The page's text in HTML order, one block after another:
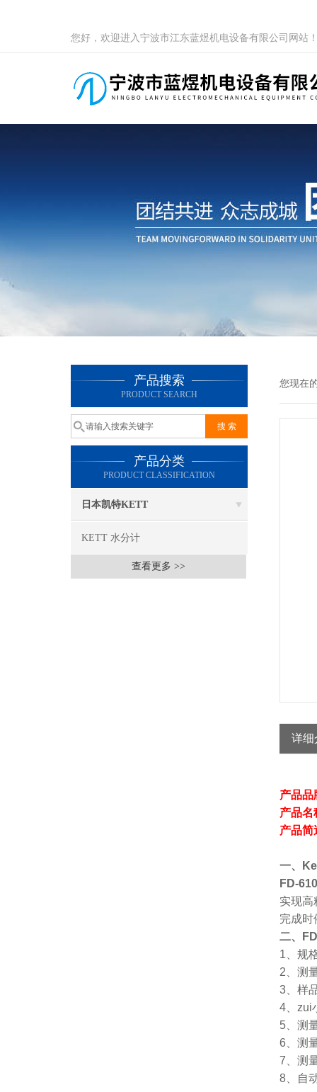
您好，欢迎进入宁波市江东蓝煜机电设备有限公司网站
产品搜索
PRODUCT SEARCH
产品分类
PRODUCT CLASSIFICATION
日本凯特KETT
KETT 水分计
查看更多 >>
您现在
详细
产品品
产品名
产品简
一、
FD-
实现高
完成时
二、
1、
2、测
3、样
4、zui
5、测
6、测
7、测
8、自